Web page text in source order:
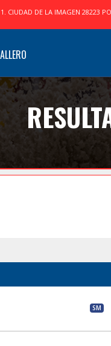
CIUDAD DE LA IMAGEN 28223
SM